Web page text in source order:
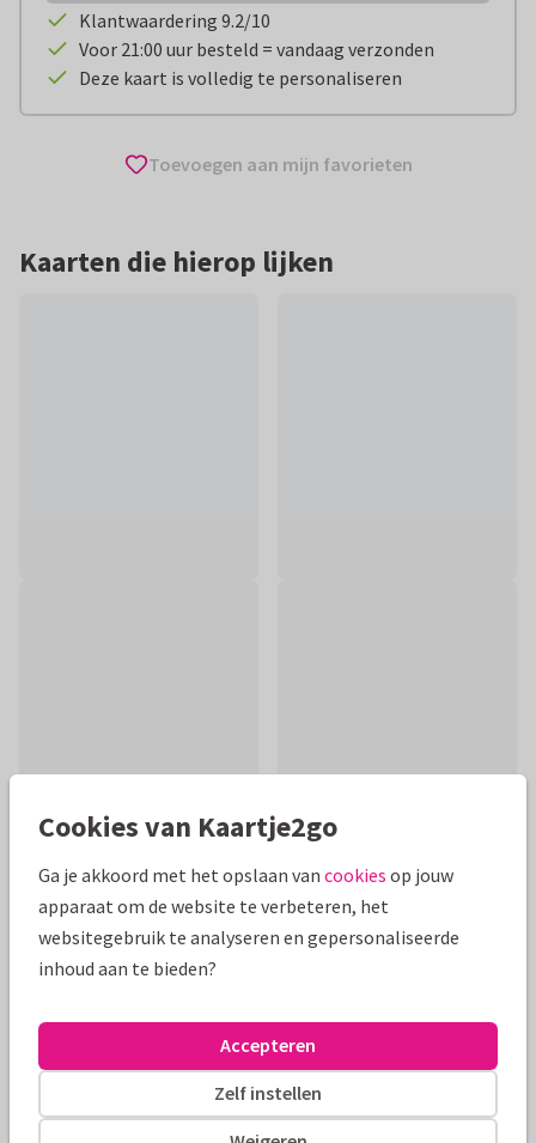
Klantwaardering 9.2/10
Voor 21:00 uur besteld = vandaag verzonden
Deze kaart is volledig te personaliseren
Toevoegen aan mijn favorieten
Kaarten die hierop lijken
Productinformatie
Een opbeurende christelijke kaart om iemand heel veel
Alle kaarten zijn helemaal naar wens aan te passen
Anne-Brechtje
Cookies van Kaartje2go
Ga je akkoord met het opslaan van cookies op jouw
apparaat om de website te verbeteren, het
websitegebruik te analyseren en gepersonaliseerde
inhoud aan te bieden?
Zelf instellen
Accepteren